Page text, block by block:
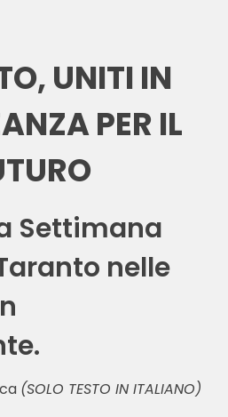
UNITI IN
PER IL
Settimana
nelle
(SOLO TESTO IN ITALIANO)